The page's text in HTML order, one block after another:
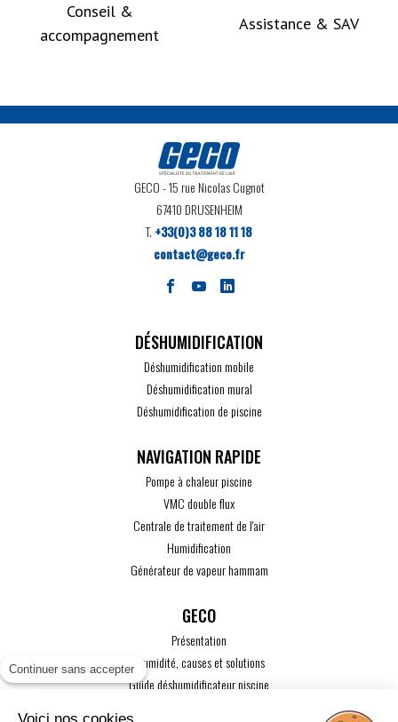
Continuer sans accepter
Conseil &
accompagnement
Assistance & SAV
GECO- 15 rue Nicolas Cugnot
67410 DRUSENHEIM
T. +33(0)3 88 18 11 18
contact@geco.fr
DÉSHUMIDIFICATION
Déshumidification mobile
Déshumidification mural
Déshumidification de piscine
Pompe à chaleur piscine
VMC double flux
Centrale de traitement de l'air
Humidification
Générateur de vapeur hammam
GECO
Présentation
L'humidité, causes et solutions
Guide déshumidificateur piscine